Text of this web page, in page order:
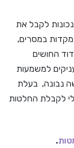
לקבל את
במסרים,
החושים
למשמעות
נבונה, בעלת
לקבלת החלטות
.